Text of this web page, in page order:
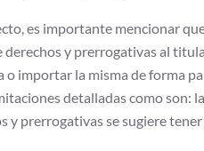
es importante mencionar
derechos y prerrogativas al
o importar la misma de forma
detalladas como son:
y prerrogativas se sugiere